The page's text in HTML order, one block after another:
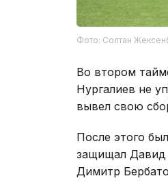
Фото: Солтан
Во втором
Нургалиев не
вывел свою
После этого
защищал Давид
Димитр